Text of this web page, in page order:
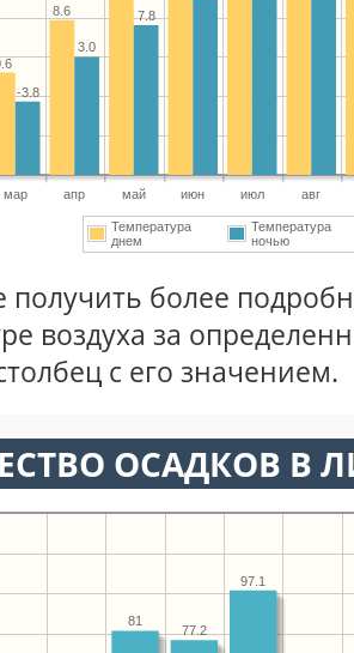
мар апр май июн июл авг
8.6 7.8
3.0
-3.8
Температура
днем
Температура
ночью
получить более
воздуха за
с его значением.
ОСАДКОВ В
97.1
77.2
81